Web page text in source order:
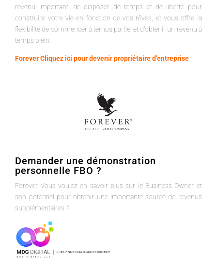
revenu important, de disposer de temps et de liberté pour
construire votre vie en fonction de vos rêves, et vous offre la
flexibilité de commencer à temps partiel et d'obtenir un revenu à
temps plein.
Forever Cliquez ici pour devenir propriétaire d'entreprise
Demander une démonstration
personnelle FBO ?
Forever Vous voulez en savoir plus sur le Business Owner et
son potentiel pour obtenir une importante source de revenus
supplémentaires ?